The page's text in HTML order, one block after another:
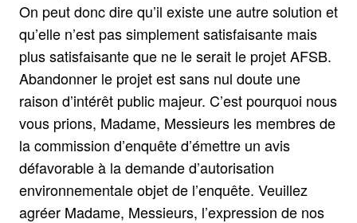
On peut donc dire qu’il existe une autre solution et
qu’elle n’est pas simplement satisfaisante mais
plus satisfaisante que ne le serait le projet AFSB.
Abandonner le projet est sans nul doute une
raison d’intérêt public majeur. C’est pourquoi nous
vous prions, Madame, Messieurs les membres de
la commission d’enquête d’émettre un avis
défavorable à la demande d’autorisation
environnementale objet de l’enquête. Veuillez
agréer Madame, Messieurs, l’expression de nos